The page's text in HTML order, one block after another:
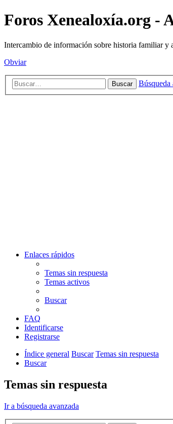
Foros Xenealoxía.org -
Intercambio de información sobre historia familiar y
Obviar
Buscar Búsqueda
Enlaces rápidos
Temas sin respuesta
Temas activos
Buscar
FAQ
Identificarse
Registrarse
Índice general Buscar Temas sin respuesta
Buscar
Temas sin respuesta
Ir a búsqueda avanzada